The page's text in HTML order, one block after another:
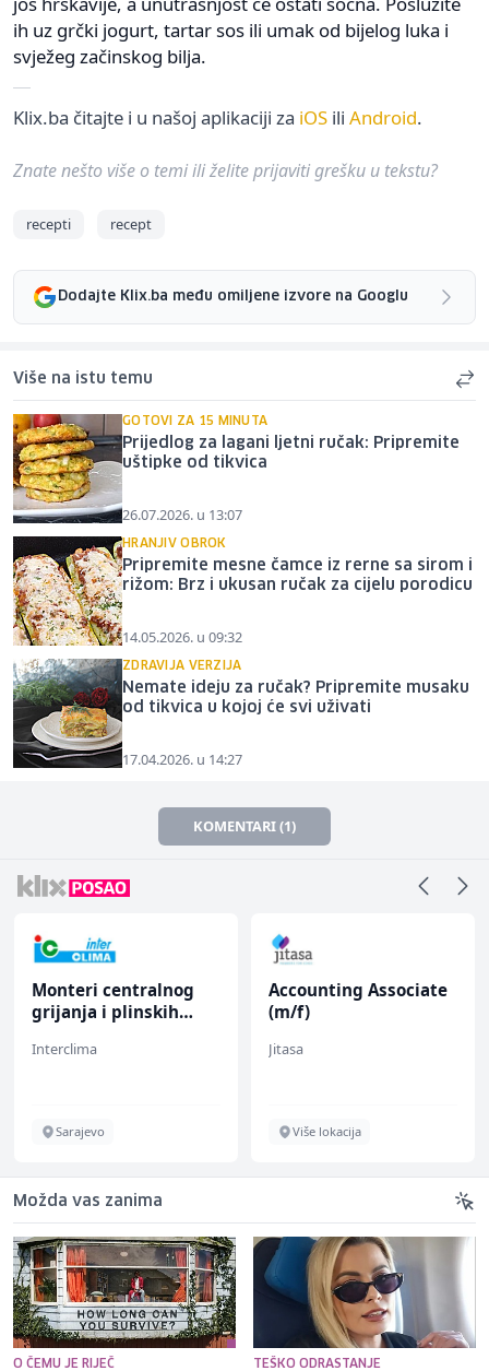
ih uz grčki jogurt, tartar sos ili umak od bijelog luka i
svježeg začinskog bilja.
Klix.ba čitajte i u našoj aplikaciji za iOS ili Android.
Znate nešto više o temi ili želite prijaviti grešku u tekstu?
recepti recept
Dodajte Klix.ba među omiljene izvore na Googlu
Više na istu temu
GOTOVI ZA 15 MINUTA
Prijedlog za lagani ljetni ručak: Pripremite
uštipke od tikvica
26.07.2026. u 13:07
HRANJIV OBROK
Pripremite mesne čamce iz rerne sa sirom i
rižom: Brz i ukusan ručak za cijelu porodicu
14.05.2026. u 09:32
ZDRAVIJA VERZIJA
Nemate ideju za ručak? Pripremite musaku
od tikvica u kojoj će svi uživati
17.04.2026. u 14:27
KOMENTARI (1)
Monteri centralnog
grijanja i plinskih
Interclima
Sarajevo
Accounting Associate
(m/f)
Jitasa
Više lokacija
Možda vas zanima
O ČEMU JE RIJEČ TEŠKO ODRASTANJE